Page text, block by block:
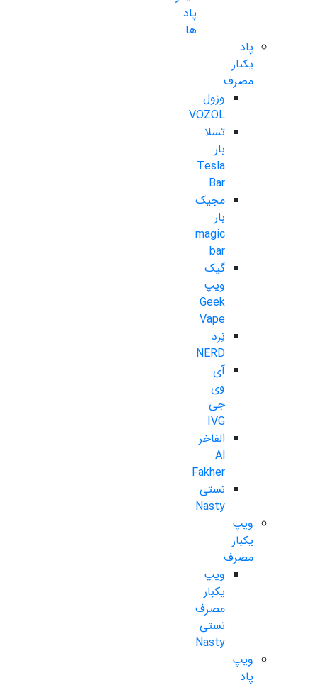
پاد
ها
پاد
یکبار
مصرف
وزول
VOZOL
تسلا
بار
Tesla
Bar
مجیک
بار
magic
bar
گیک
ویپ
Geek
Vape
نِرد
NERD
آی
وی
جی
IVG
الفاخر
Al
Fakher
نستی
Nasty
ویپ
یکبار
مصرف
ویپ
یکبار
مصرف
نستی
Nasty
ویپ
پاد